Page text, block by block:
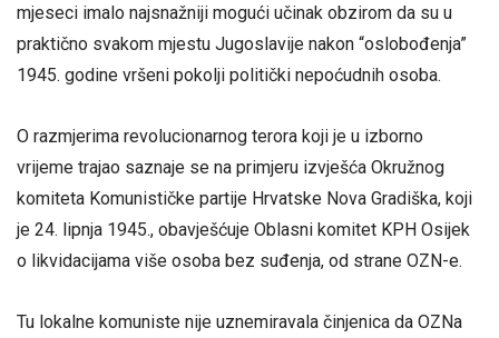
mjeseci imalo najsnažniji mogući učinak obzirom da su u
praktično svakom mjestu Jugoslavije nakon “oslobođenja”
1945. godine vršeni pokolji politički nepoćudnih osoba.
O razmjerima revolucionarnog terora koji je u izborno
vrijeme trajao saznaje se na primjeru izvješća Okružnog
komiteta Komunističke partije Hrvatske Nova Gradiška, koji
je 24. lipnja 1945., obavješćuje Oblasni komitet KPH Osijek
o likvidacijama više osoba bez suđenja, od strane OZN-e.
Tu lokalne komuniste nije uznemiravala činjenica da OZNa